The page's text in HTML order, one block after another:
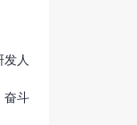
发人
奋斗